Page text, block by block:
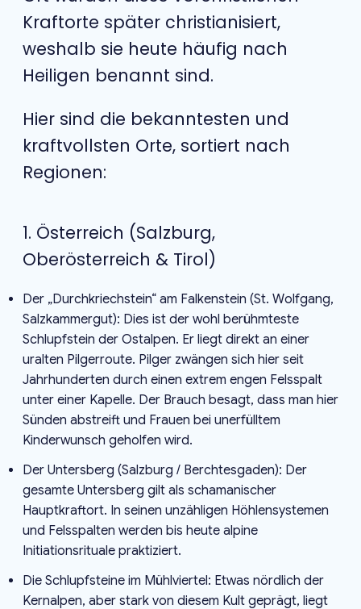
Kraftorte später christianisiert,
weshalb sie heute häufig nach
Heiligen benannt sind.
Hier sind die bekanntesten und
kraftvollsten Orte, sortiert nach
Regionen:
1. Österreich (Salzburg,
Oberösterreich & Tirol)
Der „Durchkriechstein“ am Falkenstein (St. Wolfgang,
Salzkammergut): Dies ist der wohl berühmteste
Schlupfstein der Ostalpen. Er liegt direkt an einer
uralten Pilgerroute. Pilger zwängen sich hier seit
Jahrhunderten durch einen extrem engen Felsspalt
unter einer Kapelle. Der Brauch besagt, dass man hier
Sünden abstreift und Frauen bei unerfülltem
Kinderwunsch geholfen wird.
Der Untersberg (Salzburg / Berchtesgaden): Der
gesamte Untersberg gilt als schamanischer
Hauptkraftort. In seinen unzähligen Höhlensystemen
und Felsspalten werden bis heute alpine
Initiationsrituale praktiziert.
Die Schlupfsteine im Mühlviertel: Etwas nördlich der
Kernalpen, aber stark von diesem Kult geprägt, liegt